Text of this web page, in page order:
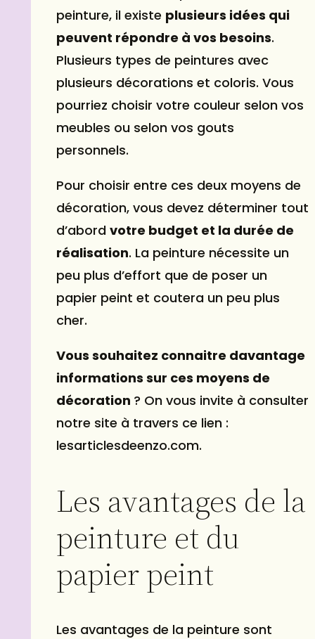
peinture, il existe plusieurs idées qui
peuvent répondre à vos besoins.
Plusieurs types de peintures avec
plusieurs décorations et coloris. Vous
pourriez choisir votre couleur selon vos
meubles ou selon vos gouts
personnels.
Pour choisir entre ces deux moyens de
décoration, vous devez déterminer tout
d’abord votre budget et la durée de
réalisation. La peinture nécessite un
peu plus d’effort que de poser un
papier peint et coutera un peu plus
cher.
Vous souhaitez connaitre davantage
informations sur ces moyens de
décoration ? On vous invite à consulter
notre site à travers ce lien :
lesarticlesdeenzo.com.
Les avantages de la
peinture et du
papier peint
Les avantages de la peinture sont